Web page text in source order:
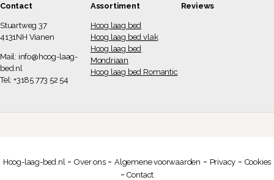
Contact
Stuartweg 37
4131NH Vianen
Mail: info@hoog-laag-
bed.nl
Tel: +3185 773 52 54
Assortiment
Hoog laag bed
Hoog laag bed vlak
Hoog laag bed
Mondriaan
Hoog laag bed Romantic
Reviews
Hoog-laag-bed.nl -Over ons- Algemene voorwaarden - Privacy - Cookies
-Contact